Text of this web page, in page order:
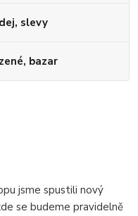
slevy
bazar
jsme spustili nový
se budeme pravidelně